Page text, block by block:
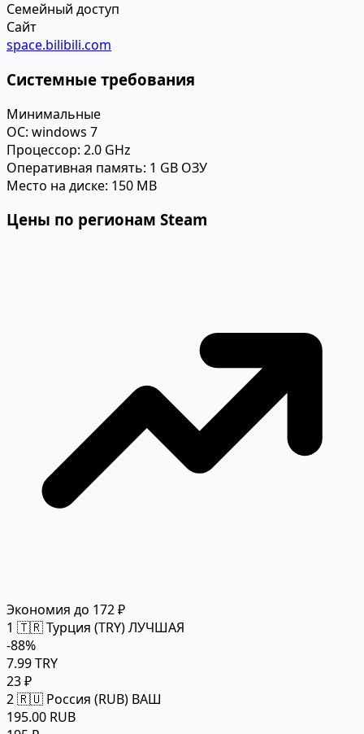
Семейный доступ
Сайт
space.bilibili.com
Системные требования
Минимальные
ОС: windows 7
Процессор: 2.0 GHz
Оперативная память: 1 GB ОЗУ
Место на диске: 150 MB
Цены по регионам Steam
Экономия до 172 ₽
1 🇹🇷 Турция (TRY)ЛУЧШАЯ
-88%
7.99 TRY
23 ₽
2🇷🇺 Россия (RUB) ВАШ
195.00 RUB